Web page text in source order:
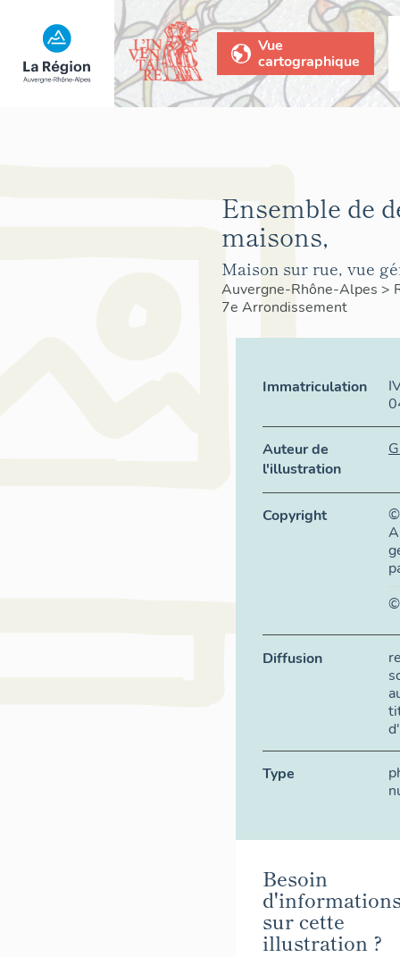
Vue
cartographique
Ensemble de
maisons,
Maison sur rue, vue
Auvergne-Rhône-Alpes >
7e Arrondissement
Immatriculation
Auteur de
l'illustration
Copyright
©
Diffusion
Type
Besoin
sur cette
illustration ?